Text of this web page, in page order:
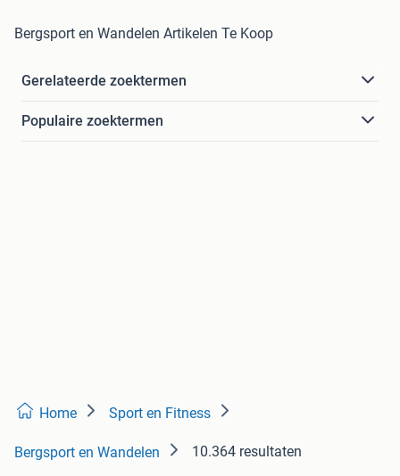
Bergsport en Wandelen Artikelen Te Koop
Gerelateerde zoektermen
Populaire zoektermen
Home Sport en Fitness
Bergsport en Wandelen 10.364 resultaten